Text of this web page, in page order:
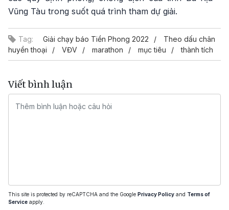
Vũng Tàu trong suốt quá trình tham dự giải.
Tag: Giải chạy báo Tiền Phong 2022
Theo dấu chân
huyền thoại
VĐV marathon mục tiêu thành tích
Viết bình luận
This site is protected by reCAPTCHA and the Google Privacy Policy and Terms of
Service apply.